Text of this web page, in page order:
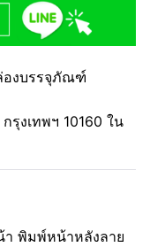
องบรรจุภัณฑ์
รุงเทพฯ 10160 ใน
า พิมพ์หน้าหลังลาย